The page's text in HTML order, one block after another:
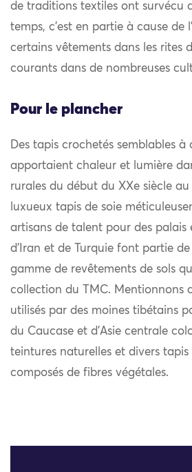
de traditions textiles ont survécu
temps, c’est en partie à cause de
certains vêtements dans les rites
courants dans de nombreuses
Pour le plancher
Des tapis crochetés semblables à
apportaient chaleur et lumière
rurales du début du XXe siècle
luxueux tapis de soie
artisans de talent pour des palais
d’Iran et de Turquie font partie de
gamme de revêtements de sols
collection du TMC. Mentionnons
utilisés par des moines tibétains
du Caucase et d’Asie centrale
teintures naturelles et divers tapis
composés de fibres végétales.